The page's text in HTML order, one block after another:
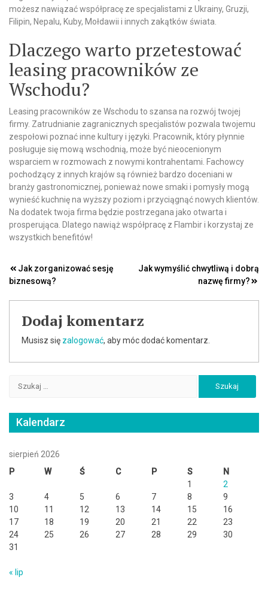
możesz nawiązać współpracę ze specjalistami z Ukrainy, Gruzji,
Filipin, Nepalu, Kuby, Mołdawii i innych zakątków świata.
Dlaczego warto przetestować
leasing pracowników ze
Wschodu?
Leasing pracowników ze Wschodu to szansa na rozwój twojej
firmy. Zatrudnianie zagranicznych specjalistów pozwala twojemu
zespołowi poznać inne kultury i języki. Pracownik, który płynnie
posługuje się mową wschodnią, może być nieocenionym
wsparciem w rozmowach z nowymi kontrahentami. Fachowcy
pochodzący z innych krajów są również bardzo doceniani w
branży gastronomicznej, ponieważ nowe smaki i pomysły mogą
wynieść kuchnię na wyższy poziom i przyciągnąć nowych klientów.
Na dodatek twoja firma będzie postrzegana jako otwarta i
prosperująca. Dlatego nawiąż współpracę z Flambir i korzystaj ze
wszystkich benefitów!
Nawigacja
wpisu
Jak zorganizować sesję
biznesową?
Jak wymyślić chwytliwą i dobrą
nazwę firmy?
Dodaj komentarz
Musisz się zalogować, aby móc dodać komentarz.
Kalendarz
sierpień 2026
P
W Ś C P S
N
1
2
3
4 5 6 7 8
9
10
11 12 13 14 15
16
17
18 19 20 21 22
23
24
25 26 27 28 29
30
31
« lip